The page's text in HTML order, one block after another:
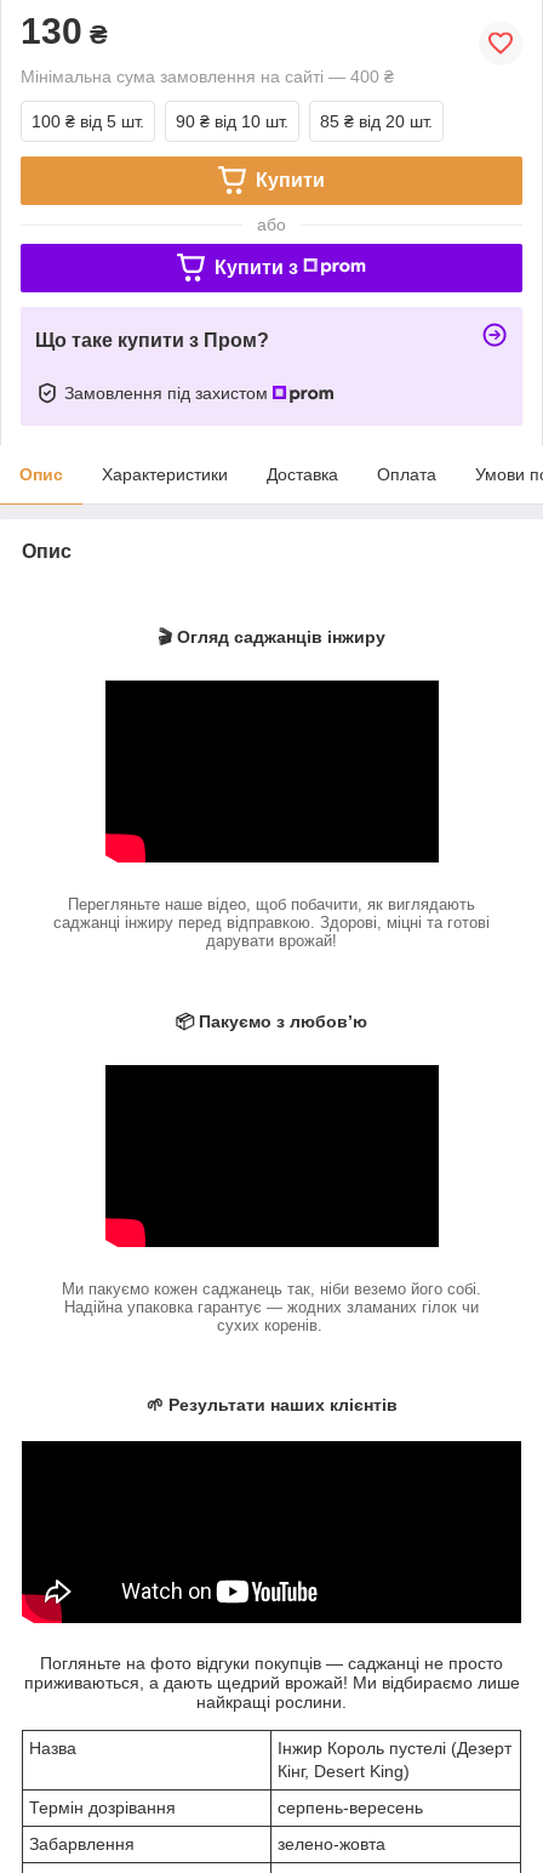
130 ₴
Мінімальна сума замовлення на сайті — 400 ₴
100 ₴ від 5 шт. 90 ₴ від 10 шт. 85 ₴ від 20 шт.
Купити
або
Купити з
Що таке купити з Пром?
Замовлення під захистом
Опис Характеристики Доставка Оплата Умови
Опис
🎬 Огляд саджанців інжиру
Перегляньте наше відео, щоб побачити, як виглядають
саджанці інжиру перед відправкою. Здорові, міцні та готові
дарувати врожай!
📦 Пакуємо з любов’ю
Ми пакуємо кожен саджанець так, ніби веземо його собі.
Надійна упаковка гарантує — жодних зламаних гілок чи
сухих коренів.
🌱 Результати наших клієнтів
Погляньте на фото відгуки покупців — саджанці не просто
приживаються, а дають щедрий врожай! Ми відбираємо лише
найкращі рослини.
Назва
Інжир Король пустелі (Дезерт
Кінг, Desert King)
Термін дозрівання
серпень-вересень
Забарвлення
зелено-жовта